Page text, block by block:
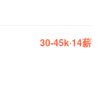
30-45k·14薪